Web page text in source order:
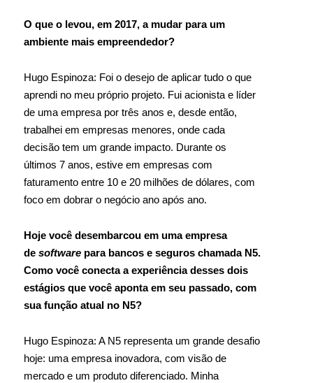
O que o levou, em 2017, a mudar para um
ambiente mais empreendedor?
Hugo Espinoza: Foi o desejo de aplicar tudo o que
aprendi no meu próprio projeto. Fui acionista e líder
de uma empresa por três anos e, desde então,
trabalhei em empresas menores, onde cada
decisão tem um grande impacto. Durante os
últimos 7 anos, estive em empresas com
faturamento entre 10 e 20 milhões de dólares, com
foco em dobrar o negócio ano após ano.
Hoje você desembarcou em uma empresa
de software para bancos e seguros chamada N5.
Como você conecta a experiência desses dois
estágios que você aponta em seu passado, com
sua função atual no N5?
Hugo Espinoza: A N5 representa um grande desafio
hoje: uma empresa inovadora, com visão de
mercado e um produto diferenciado. Minha